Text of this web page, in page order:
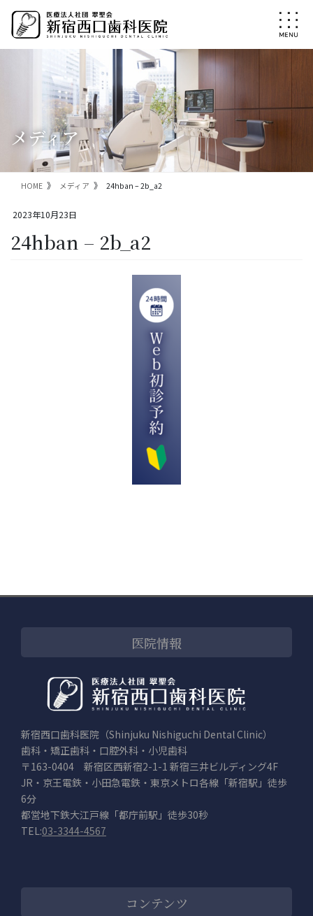
ン
ー
メディア
HOME メディア 24hban – 2b_a2
2023年10月23日
24hban – 2b_a2
医院情報
新宿西口歯科医院（Shinjuku Nishiguchi Dental Clinic）
歯科・矯正歯科・口腔外科・小児歯科
〒163-0404 新宿区西新宿2-1-1 新宿三井ビルディング4F
JR・京王電鉄・小田急電鉄・東京メトロ各線「新宿駅」徒歩
6分
都営地下鉄大江戸線「都庁前駅」徒歩30秒
TEL:03-3344-4567
コンテンツ